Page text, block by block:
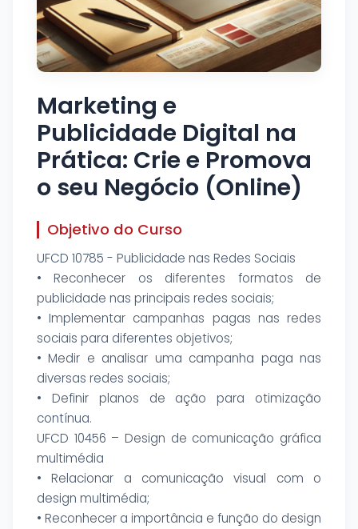
Marketing e
Publicidade Digital na
Prática: Crie e Promova
o seu Negócio (Online)
Objetivo do Curso
UFCD 10785 - Publicidade nas Redes Sociais
• Reconhecer os diferentes formatos de
publicidade nas principais redes sociais;
• Implementar campanhas pagas nas redes
sociais para diferentes objetivos;
• Medir e analisar uma campanha paga nas
diversas redes sociais;
• Definir planos de ação para otimização
contínua.
UFCD 10456 – Design de comunicação gráfica
multimédia
• Relacionar a comunicação visual com o
design multimédia;
• Reconhecer a importância e função do design